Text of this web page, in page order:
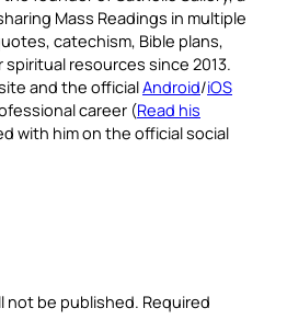
Mass Readings in multiple
catechism, Bible plans,
resources since 2013.
and the officialAndroid/iOS
career (Read his
with him on the official social
not be published. Required